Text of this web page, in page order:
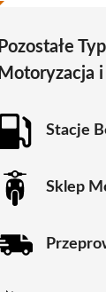
Pozostałe
Motoryzacja
Stacje
Sklep